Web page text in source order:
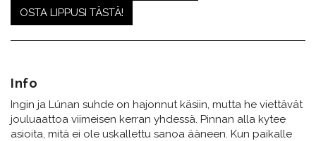
OSTA LIPPUSI TÄSTÄ!
Info
Ingin ja Lúnan suhde on hajonnut käsiin, mutta he viettävät
jouluaattoa viimeisen kerran yhdessä. Pinnan alla kytee
asioita, mitä ei ole uskallettu sanoa ääneen. Kun paikalle